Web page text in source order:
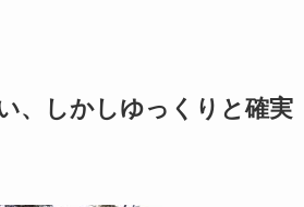
、しかしゆっくりと確実